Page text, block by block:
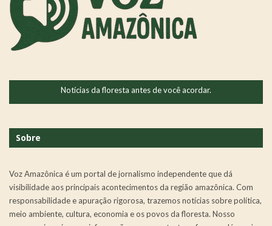
Notícias da floresta antes de você acordar.
Sobre
Voz Amazônica é um portal de jornalismo independente que dá
visibilidade aos principais acontecimentos da região amazônica. Com
responsabilidade e apuração rigorosa, trazemos notícias sobre política,
meio ambiente, cultura, economia e os povos da floresta. Nosso